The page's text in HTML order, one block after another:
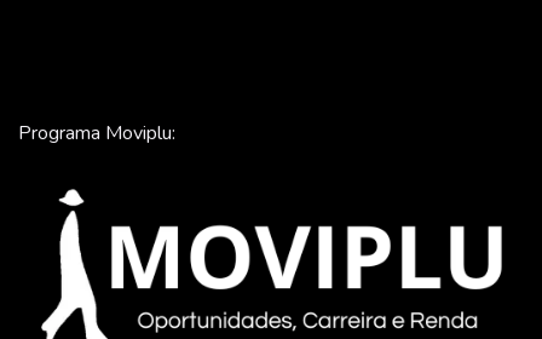
Programa Moviplu: